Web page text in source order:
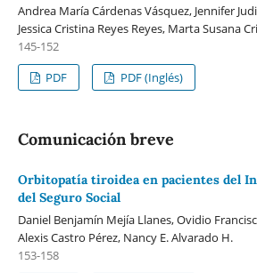
Andrea María Cárdenas Vásquez, Jennifer
Jessica Cristina Reyes Reyes, Marta Susana
145-152
PDF
PDF (Inglés)
Comunicación breve
Orbitopatía tiroidea en pacientes del
del Seguro Social
Daniel Benjamín Mejía Llanes, Ovidio
Alexis Castro Pérez, Nancy E. Alvarado H.
153-158